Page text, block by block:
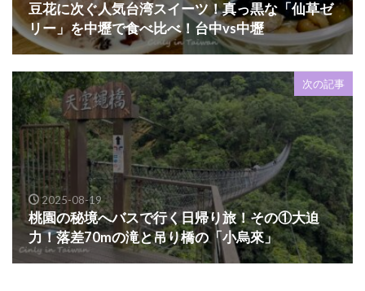
豆花に次ぐ人気台湾スイーツ！真っ黒な「仙草ゼ
リー」を中壢で食べ比べ！台中vs中壢
次の記事
2025-08-19
桃園の秘境へバスで行く日帰り旅！その①大迫
力！落差70mの滝と吊り橋の「小烏來」